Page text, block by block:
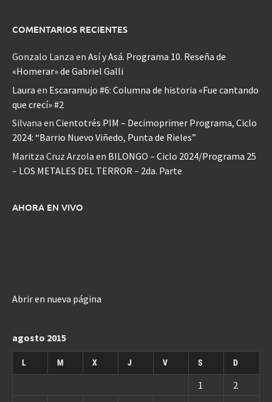
COMENTARIOS RECIENTES
Gonzalo Lanza en Así y Asá. Programa 10. Reseña de
«Homerar» de Gabriel Galli
Laura en Escaramujo #6: Columna de historia «Fue cantando
que crecí» #2
Silvana en Cientotrés PIM – Decimoprimer Programa, Ciclo
2024: “Barrio Nuevo Viñedo, Punta de Rieles”
Maritza Cruz Arzola en BILONGO – Ciclo 2024/Programa 25
– LOS METALES DEL TERROR – 2da. Parte
AHORA EN VIVO
Abrir en nueva página
agosto 2015
L M X J V S D
1
2